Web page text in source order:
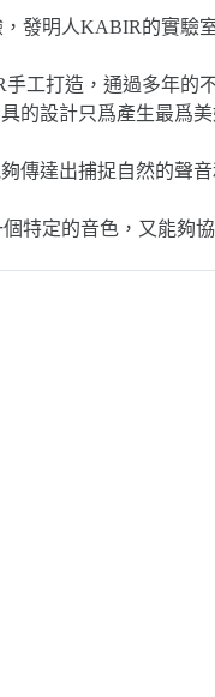
發明人KABIR的實驗
工打造，通過多年
的設計只爲產生最爲
傳達出捕捉自然的聲
特定的音色，又能夠協